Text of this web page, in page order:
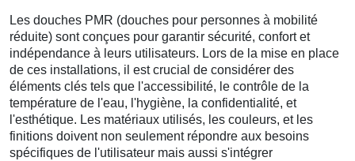
Les douches PMR (douches pour personnes à mobilité
réduite) sont conçues pour garantir sécurité, confort et
indépendance à leurs utilisateurs. Lors de la mise en place
de ces installations, il est crucial de considérer des
éléments clés tels que l'accessibilité, le contrôle de la
température de l'eau, l'hygiène, la confidentialité, et
l'esthétique. Les matériaux utilisés, les couleurs, et les
finitions doivent non seulement répondre aux besoins
spécifiques de l'utilisateur mais aussi s'intégrer